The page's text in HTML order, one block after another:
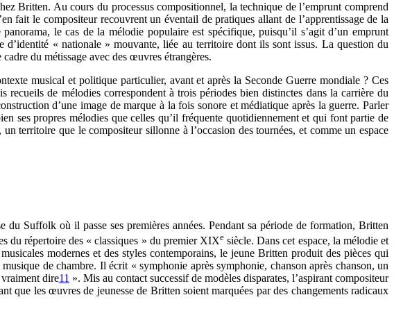
Britten. Au cours du processus compositionnel, la technique de l’emprunt comprend
fait le compositeur recouvrent un éventail de pratiques allant de l’apprentissage de la
le cas de la mélodie populaire est spécifique, puisqu’il s’agit d’un emprunt
« nationale » mouvante, liée au territoire dont ils sont issus. La question du
du métissage avec des œuvres étrangères.
musical et politique particulier, avant et après la Seconde Guerre mondiale ? Ces
de mélodies correspondent à trois périodes bien distinctes dans la carrière du
d’une image de marque à la fois sonore et médiatique après la guerre. Parler
ses propres mélodies que celles qu’il fréquente quotidiennement et qui font partie de
territoire que le compositeur sillonne à l’occasion des tournées, et comme un espace
Suffolk où il passe ses premières années. Pendant sa période de formation, Britten
du répertoire des « classiques » du premier XIXe siècle. Dans cet espace, la mélodie et
modernes et des styles contemporains, le jeune Britten produit des pièces qui
de chambre. Il écrit « symphonie après symphonie, chanson après chanson, un
dire11 ». Mis au contact successif de modèles disparates, l’aspirant compositeur
que les œuvres de jeunesse de Britten soient marquées par des changements radicaux